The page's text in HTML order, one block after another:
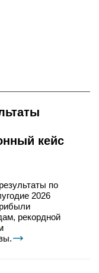
кейс
по
2026
рекордной